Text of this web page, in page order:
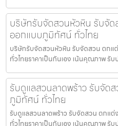
บริษัทรับจัดสวนหัวหิน รับจั
ออกแบบภูมิทัศน์ ทั่วไทย
บริษัทรับจัดสวนหัวหิน รับจัดสวน ตก
ทั่วไทยราคาเป็นกันเอง เน้นคุณภาพ รั
รับดูแลสวนลาดพร้าว รับจัด
ภูมิทัศน์ ทั่วไทย
รับดูแลสวนลาดพร้าว รับจัดสวน ตกแ
ทั่วไทยราคาเป็นกันเอง เน้นคุณภาพ รั